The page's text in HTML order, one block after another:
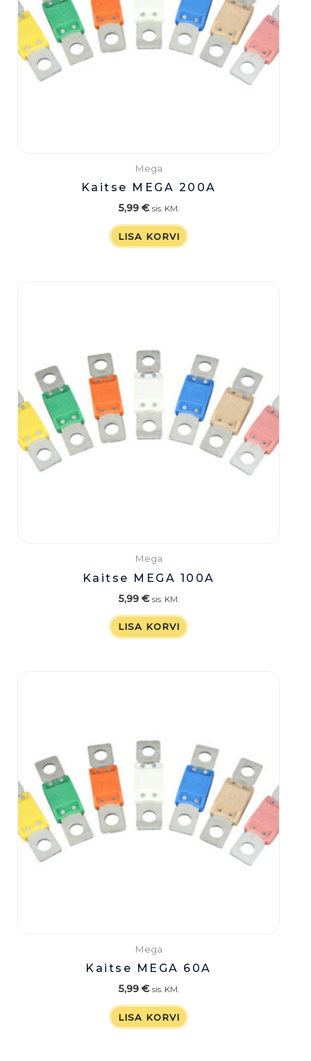
Mega
Kaitse MEGA 200A
5,99 € sis. KM.
LISA KORVI
Mega
Kaitse MEGA 100A
5,99 € sis. KM.
LISA KORVI
Mega
Kaitse MEGA 60A
5,99 € sis. KM.
LISA KORVI